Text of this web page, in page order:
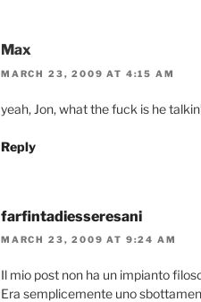
Max
MARCH 23, 2009 AT 4:15 AM
yeah, Jon, what the fuck is he
Reply
farfintadiesseresani
MARCH 23, 2009 AT 9:24 AM
Il mio post non ha un impianto
Era semplicemente uno